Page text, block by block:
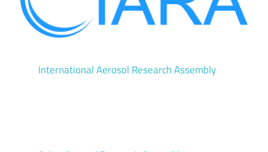
International Aerosol Research Assembly